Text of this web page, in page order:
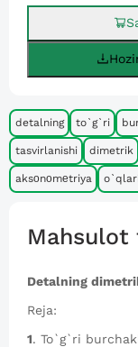
detalning to`g`ri
tasvirlanishi dimetrik
aksоnоmеtriya
Mahsulot
Detalning
Reja:
1. To`g`ri